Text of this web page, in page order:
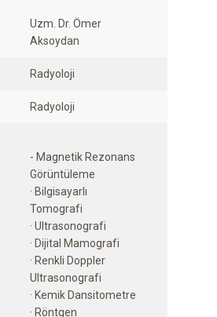
Uzm. Dr. Ömer
Aksoydan
Radyoloji
Radyoloji
- Magnetik Rezonans
Görüntüleme
· Bilgisayarlı
Tomografi
· Ultrasonografi
· Dijital Mamografi
· Renkli Doppler
Ultrasonografi
· Kemik Dansitometre